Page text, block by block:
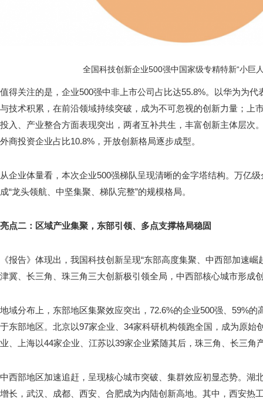
全国科技创新企业500强中国家级专精特新“小巨
值得关注的是，企业500强中非上市公司占比达55.8%。以华为为
与技术积累，在前沿领域持续突破，成为不可忽视的创新力量；上
投入、产业整合方面表现突出，两者互补共生，丰富创新主体层次
外商投资企业占比10.8%，开放创新格局逐步成型。
从企业体量看，本次企业500强梯队呈现清晰的金字塔结构。万亿
成“龙头领航、中坚集聚、梯队完整”的规模格局。
亮点二：区域产业集聚，东部引领、多点支撑格局稳固
《报告》体现出，我国科技创新呈现“东部高度集聚、中西部加速
津冀、长三角、珠三角三大创新极引领全局，中西部核心城市形成
地域分布上，东部地区集聚效应突出，72.6%的企业500强、59%的
于东部地区。北京以97家企业、34家科研机构领跑全国，成为原始
业、上海以44家企业、江苏以39家企业紧随其后，珠三角、长三角
中西部地区加速追赶，呈现核心城市突破、集群效应初显态势。湖
增长，武汉、成都、西安、合肥成为内陆创新高地。其中，西安热